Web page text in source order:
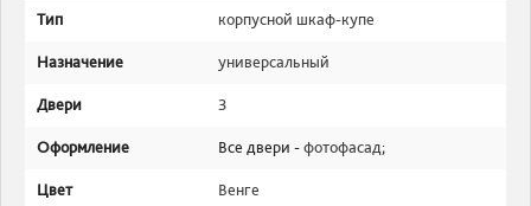
Тип корпусной шкаф-купе
Назначение универсальный
Двери 3
Оформление Все двери -фотофасад;
Цвет Венге